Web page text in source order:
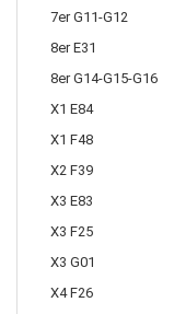
7er G11-G12
8er E31
8er G14-G15-G16
X1 E84
X1 F48
X2 F39
X3 E83
X3 F25
X3 G01
X4 F26